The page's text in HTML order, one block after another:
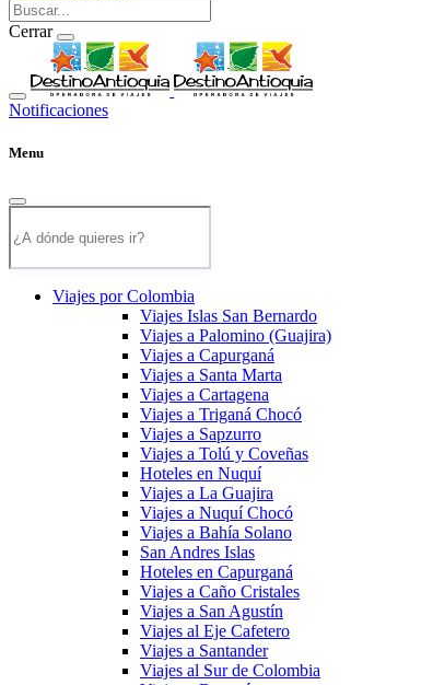
Cerrar
Notificaciones
Menu
Viajes por Colombia
Viajes Islas San Bernardo
Viajes a Palomino (Guajira)
Viajes a Capurganá
Viajes a Santa Marta
Viajes a Cartagena
Viajes a Triganá Chocó
Viajes a Sapzurro
Viajes a Tolú y Coveñas
Hoteles en Nuquí
Viajes a La Guajira
Viajes a Nuquí Chocó
Viajes a Bahía Solano
San Andres Islas
Hoteles en Capurganá
Viajes a Caño Cristales
Viajes a San Agustín
Viajes al Eje Cafetero
Viajes a Santander
Viajes al Sur de Colombia